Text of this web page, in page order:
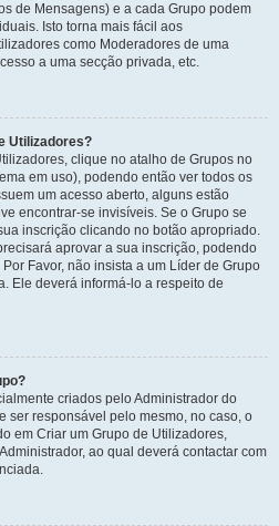
de Mensagens) e a cada Grupo podem
Isto torna mais fácil aos
como Moderadores de uma
a uma secção privada, etc.
Utilizadores?
clique no atalho de Grupos no
em uso), podendo então ver todos os
um acesso aberto, alguns estão
encontrar-se invisíveis. Se o Grupo se
inscrição clicando no botão apropriado.
aprovar a sua inscrição, podendo
Favor, não insista a um Líder de Grupo
Ele deverá informá-lo a respeito de
criados pelo Administrador do
ser responsável pelo mesmo, no caso, o
em Criar um Grupo de Utilizadores,
ao qual deverá contactar com